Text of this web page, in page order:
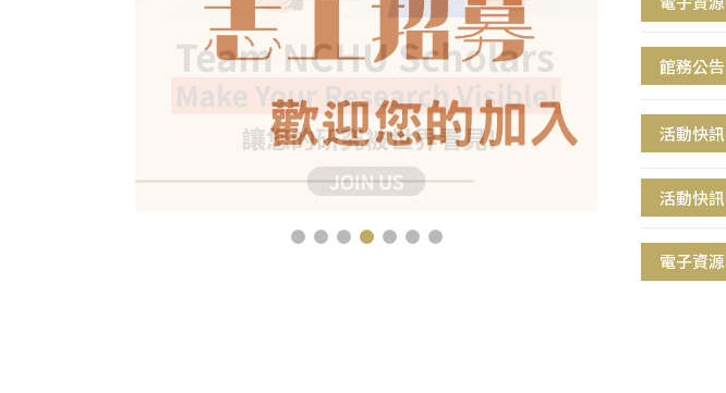
館務公告
活動快訊
活動快訊
電子資源